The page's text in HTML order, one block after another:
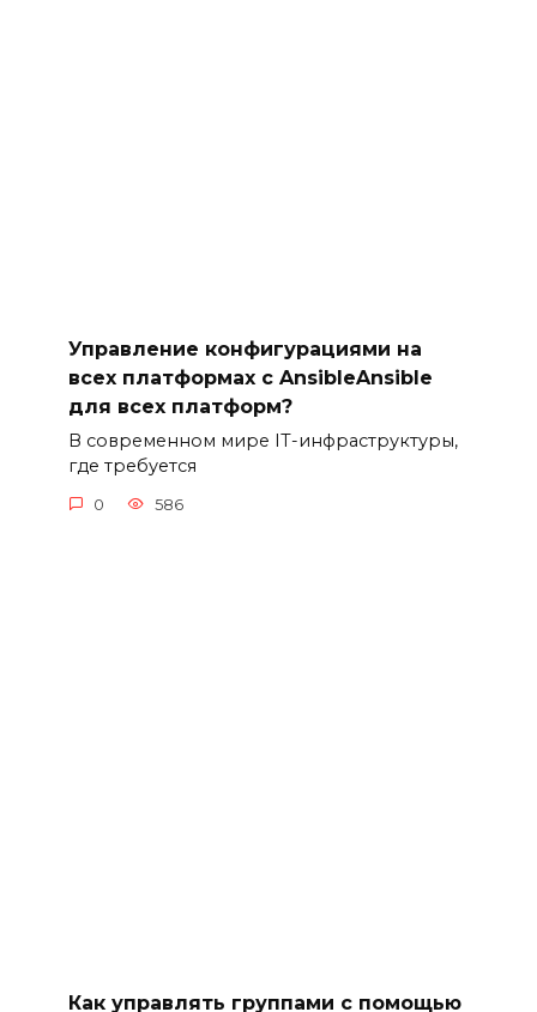
Управление конфигурациями на
всех платформах с AnsibleAnsible
для всех платформ?
В современном мире IT-инфраструктуры,
где требуется
0 586
Как управлять группами с помощью